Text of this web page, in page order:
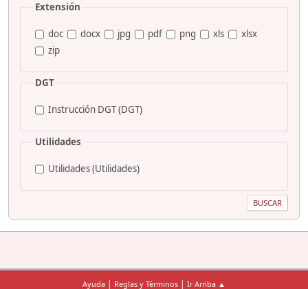
Extensión
doc docx jpg pdf png xls
xlsx
zip
DGT
Instrucción DGT (DGT)
Utilidades
Utilidades (Utilidades)
Ayuda | Reglas y Términos | Ir Arriba ▲